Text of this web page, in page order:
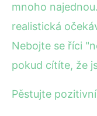
mnoho
realistická
Nebojte se říci
pokud cítíte, že
Pěstujte